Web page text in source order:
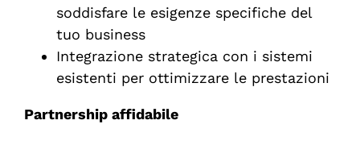
soddisfare le esigenze specifiche del
tuo business
Integrazione strategica con i sistemi
esistenti per ottimizzare le prestazioni
Partnership affidabile